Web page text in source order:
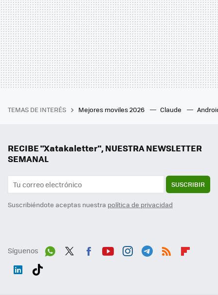
TEMAS DE INTERÉS Mejores moviles 2026 Claude
RECIBE "Xatakaletter", NUESTRA NEWSLETTER
SEMANAL
SUSCRIBIR
Suscribiéndote aceptas nuestra política de privacidad
Síguenos